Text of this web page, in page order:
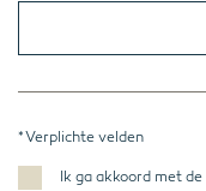
* Verplichte velden
Ik ga akkoord met de